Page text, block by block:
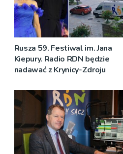
Rusza 59. Festiwal im. Jana
Kiepury. Radio RDN będzie
nadawać z Krynicy-Zdroju